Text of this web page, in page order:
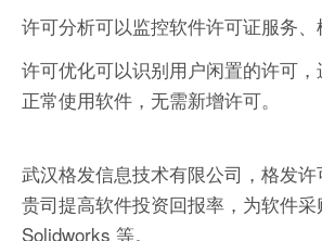
许可分析可以监控软件许可证服务
许可优化可以识别用户闲置的许可
正常使用软件，无需新增许可。
武汉格发信息技术有限公司，格发
贵司提高软件投资回报率，为软件
Solidworks 等。